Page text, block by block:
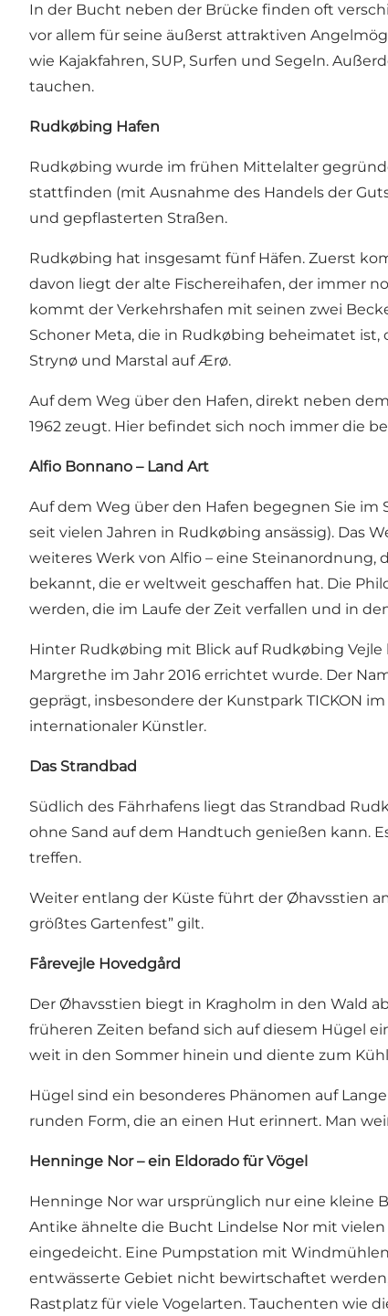
In der Bucht neben der Brücke finden oft
vor allem für seine äußerst attraktiven
wie Kajakfahren, SUP, Surfen und Segeln.
tauchen.
Rudkøbing Hafen
Rudkøbing wurde im frühen Mittelalter
stattfinden (mit Ausnahme des Handels der
und gepflasterten Straßen.
Rudkøbing hat insgesamt fünf Häfen. Zuerst
davon liegt der alte Fischereihafen, der immer
kommt der Verkehrshafen mit seinen zwei
Schoner Meta, die in Rudkøbing beheimatet
Strynø und Marstal auf Ærø.
Auf dem Weg über den Hafen, direkt neben
1962 zeugt. Hier befindet sich noch immer die
Alfio Bonnano – Land Art
Auf dem Weg über den Hafen begegnen Sie
seit vielen Jahren in Rudkøbing ansässig). Das
weiteres Werk von Alfio – eine
bekannt, die er weltweit geschaffen hat. Die
werden, die im Laufe der Zeit verfallen und in
Hinter Rudkøbing mit Blick auf Rudkøbing Vejle
Margrethe im Jahr 2016 errichtet wurde. Der
geprägt, insbesondere der Kunstpark TICKON
internationaler Künstler.
Das Strandbad
Südlich des Fährhafens liegt das Strandbad
ohne Sand auf dem Handtuch genießen kann.
treffen.
Weiter entlang der Küste führt der Øhavsstien
größtes Gartenfest” gilt.
Fårevejle Hovedgård
Der Øhavsstien biegt in Kragholm in den Wald
früheren Zeiten befand sich auf diesem Hügel
weit in den Sommer hinein und diente zum
Hügel sind ein besonderes Phänomen auf
runden Form, die an einen Hut erinnert. Man
Henninge Nor – ein Eldorado für Vögel
Henninge Nor war ursprünglich nur eine kleine
Antike ähnelte die Bucht Lindelse Nor mit
eingedeicht. Eine Pumpstation mit
entwässerte Gebiet nicht bewirtschaftet
Rastplatz für viele Vogelarten. Tauchenten wie